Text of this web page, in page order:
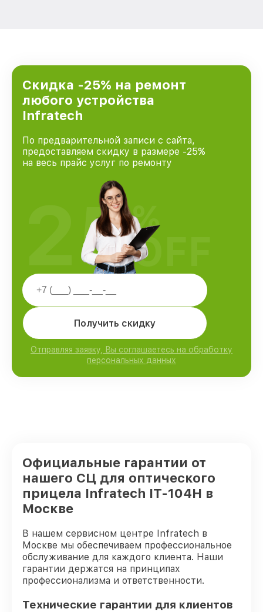
Скидка -25% на ремонт
любого устройства
Infratech
По предварительной записи с сайта,
предоставляем скидку в размере -25%
на весь прайс услуг по ремонту
Получить скидку
Отправляя заявку, Вы соглашаетесь на обработку
персональных данных
25%
OFF
Официальные гарантии от
нашего СЦ для оптического
прицела Infratech IT-104H в
Москве
В нашем сервисном центре Infratech в
Москве мы обеспечиваем профессиональное
обслуживание для каждого клиента. Наши
гарантии держатся на принципах
профессионализма и ответственности.
Технические гарантии для клиентов